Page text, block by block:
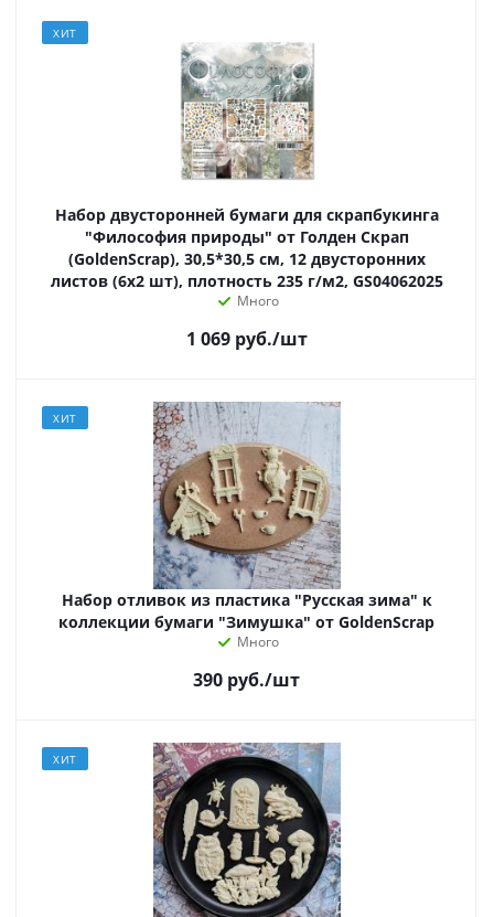
ХИТ
Набор двусторонней бумаги для скрапбукинга
"Философия природы" от Голден Скрап
(GoldenScrap), 30,5*30,5 см, 12 двусторонних
листов (6х2 шт), плотность 235 г/м2, GS04062025
Много
1 069руб./шт
ХИТ
Набор отливок из пластика "Русская зима" к
коллекции бумаги "Зимушка" от GoldenScrap
Много
390 руб./шт
ХИТ